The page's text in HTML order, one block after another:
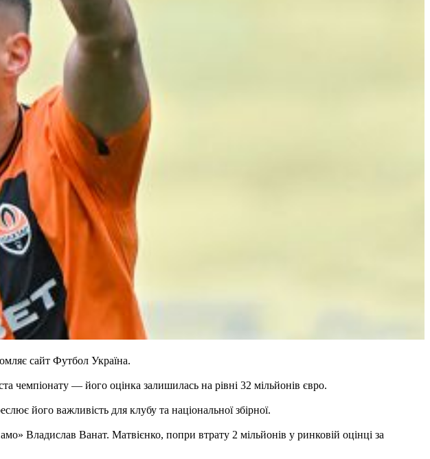
сайт Футбол Україна.
чемпіонату — його оцінка залишилась на рівні 32 мільйонів євро.
його важливість для клубу та національної збірної.
Владислав Ванат. Матвієнко, попри втрату 2 мільйонів у ринковій оцінці за